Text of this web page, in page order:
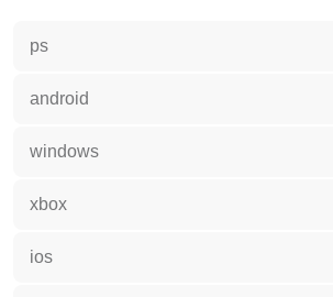
ps
android
windows
xbox
ios